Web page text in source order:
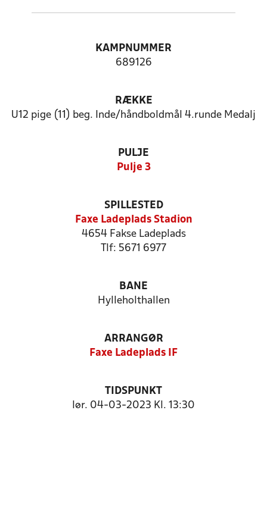
KAMPNUMMER
689126
RÆKKE
U12 pige (11) beg. Inde/håndboldmål 4.runde Medalj
PULJE
Pulje 3
SPILLESTED
Faxe Ladeplads Stadion
4654 Fakse Ladeplads
Tlf: 5671 6977
BANE
Hylleholthallen
ARRANGØR
Faxe Ladeplads IF
TIDSPUNKT
lør. 04-03-2023 Kl. 13:30